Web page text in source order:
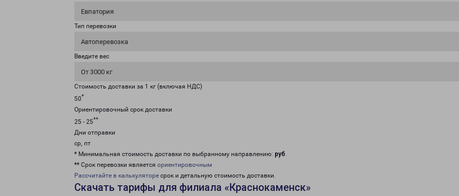
Евпатория
Тип перевозки
Автоперевозка
Введите вес
От 3000 кг
Стоимость доставки за 1 кг (включая НДС)
50*
Ориентировочный срок доставки
25 - 25**
Дни отправки
ср, пт
* Минимальная стоимость доставки по выбранному направлению: руб.
** Срок перевозки является ориентировочным
Рассчитайте в калькуляторе срок и детальную стоимость доставки.
Скачать тарифы для филиала «Краснокаменск»